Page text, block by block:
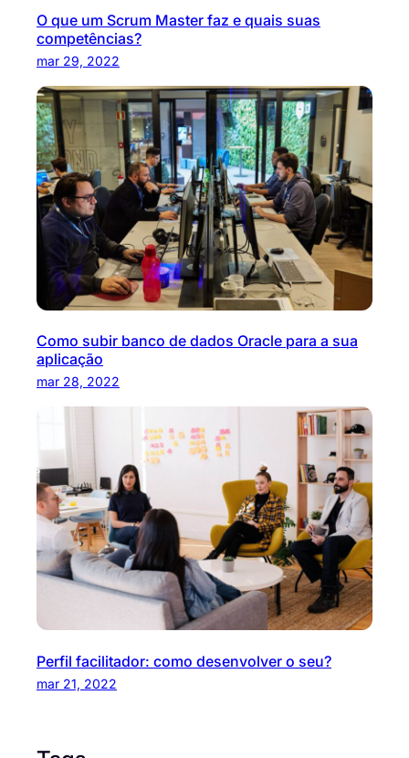
O que um Scrum Master faz e quais suas
competências?
mar 29, 2022
Como subir banco de dados Oracle para a sua
aplicação
mar 28, 2022
Perfil facilitador: como desenvolver o seu?
mar 21, 2022